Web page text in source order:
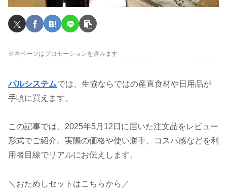
※本ページはプロモーションを含みます
パルシステムでは、生協ならではの産直食材や日用品が
手頃に買えます。
この記事では、2025年5月12日に届いた注文品をレビュー
形式でご紹介。実際の価格や使い勝手、コスパ感などを利
用者目線でリアルにお伝えします。
＼おためしセットはこちらから／